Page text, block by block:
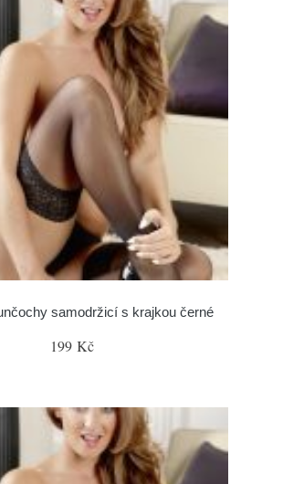
samodržicí s krajkou černé
199 Kč